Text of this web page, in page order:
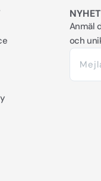
Anmäl
och